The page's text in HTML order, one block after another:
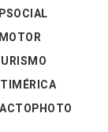
MOTOR